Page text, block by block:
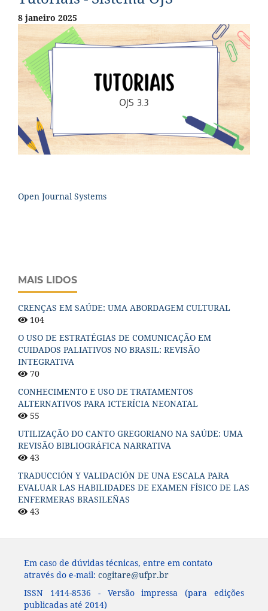
8 janeiro 2025
Open Journal Systems
MAIS LIDOS
CRENÇAS EM SAÚDE: UMA ABORDAGEM CULTURAL
104
O USO DE ESTRATÉGIAS DE COMUNICAÇÃO EM
CUIDADOS PALIATIVOS NO BRASIL: REVISÃO
INTEGRATIVA
70
CONHECIMENTO E USO DE TRATAMENTOS
ALTERNATIVOS PARA ICTERÍCIA NEONATAL
55
UTILIZAÇÃO DO CANTO GREGORIANO NA SAÚDE: UMA
REVISÃO BIBLIOGRÁFICA NARRATIVA
43
TRADUCCIÓN Y VALIDACIÓN DE UNA ESCALA PARA
EVALUAR LAS HABILIDADES DE EXAMEN FÍSICO DE LAS
ENFERMERAS BRASILEÑAS
43
Em caso de dúvidas técnicas, entre em contato
através do e-mail: cogitare@ufpr.br
ISSN 1414-8536 - Versão impressa (para edições
publicadas até 2014)